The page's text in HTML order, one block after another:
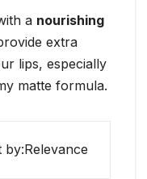
a nourishing
extra
lips, especially
matte formula.
by:Relevance